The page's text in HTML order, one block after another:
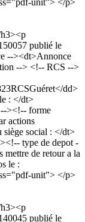
publié le
--><dt>Annonce
--> <!-- RCS -->
dd>
: </dt>
><!-- forme
actions
siège social : </dt>
type de depot -
mettre de retour a la
le :
unit"> </p>
publié le